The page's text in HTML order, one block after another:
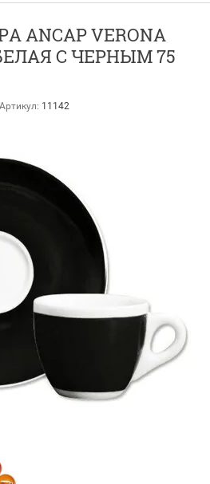
ANCAP VERONA
С ЧЕРНЫМ 75
Артикул: 11142